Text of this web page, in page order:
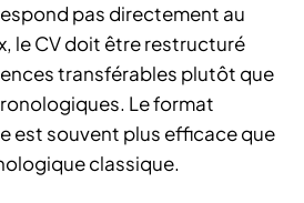
pas directement au
le CV doit être restructuré
transférables plutôt que
Le format
est souvent plus efficace que
classique.